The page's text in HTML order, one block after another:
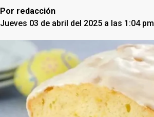
Por redacción
Jueves 03 de abril del 2025 a las 1:04 pm